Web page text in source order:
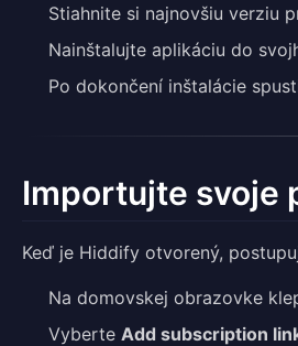
Stiahnite si najnovšiu verziu
Nainštalujte aplikáciu do
Po dokončení inštalácie
Importujte svoje
Keď je Hiddify otvorený,
Na domovskej obrazovke
Vyberte Add subscription